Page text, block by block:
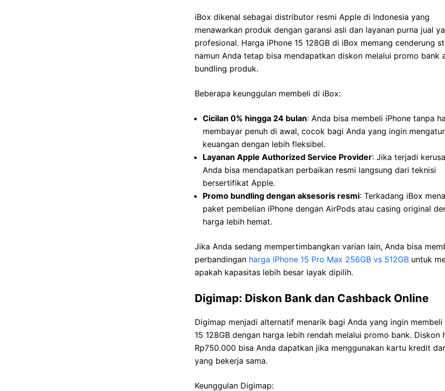
iBox dikenal sebagai distributor resmi Apple di Indonesia yang
menawarkan produk dengan garansi asli dan layanan purna jual
profesional. Harga iPhone 15 128GB di iBox memang cenderung
namun Anda tetap bisa mendapatkan diskon melalui promo bank
bundling produk.
Beberapa keunggulan membeli di iBox:
Cicilan 0% hingga 24 bulan: Anda bisa membeli iPhone tanpa
membayar penuh di awal, cocok bagi Anda yang ingin mengatur
keuangan dengan lebih fleksibel.
Layanan Apple Authorized Service Provider: Jika terjadi
Anda bisa mendapatkan perbaikan resmi langsung dari teknisi
bersertifikat Apple.
Promo bundling dengan aksesoris resmi: Terkadang iBox
paket pembelian iPhone dengan AirPods atau casing original
harga lebih hemat.
Jika Anda sedang mempertimbangkan varian lain, Anda bisa
perbandingan harga iPhone 15 Pro Max 256GB vs 512GB untuk
apakah kapasitas lebih besar layak dipilih.
Digimap: Diskon Bank dan Cashback Online
Digimap menjadi alternatif menarik bagi Anda yang ingin membeli
15 128GB dengan harga lebih rendah melalui promo bank. Diskon
Rp750.000 bisa Anda dapatkan jika menggunakan kartu kredit
yang bekerja sama.
Keunggulan Digimap: